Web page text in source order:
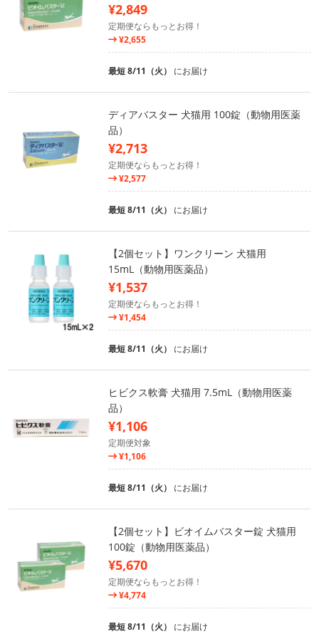
¥2,849
定期便ならもっとお得！
¥2,655
最短 8/11（火） にお届け
ディアバスター 犬猫用 100錠（動物用医薬
品）
¥2,713
定期便ならもっとお得！
¥2,577
最短 8/11（火） にお届け
【2個セット】ワンクリーン 犬猫用
15mL（動物用医薬品）
¥1,537
定期便ならもっとお得！
¥1,454
最短 8/11（火） にお届け
ヒビクス軟膏 犬猫用 7.5mL（動物用医薬
品）
¥1,106
定期便対象
¥1,106
最短 8/11（火） にお届け
【2個セット】ビオイムバスター錠 犬猫用
100錠（動物用医薬品）
¥5,670
定期便ならもっとお得！
¥4,774
最短 8/11（火） にお届け